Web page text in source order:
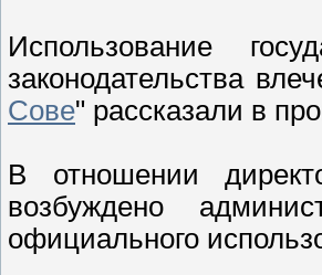
Использование
законодательства
Сове" рассказали в
В отношении
возбуждено
официального